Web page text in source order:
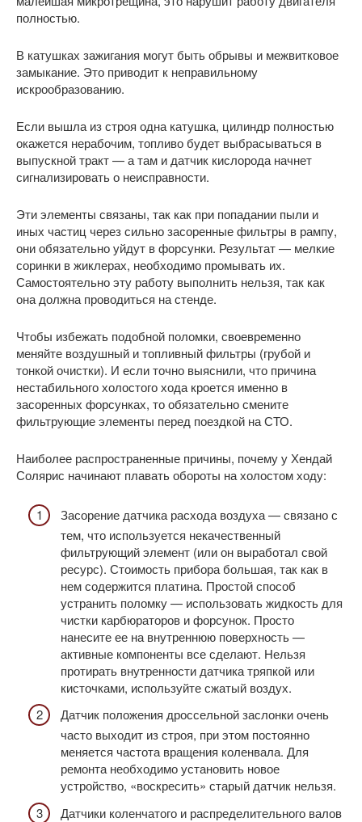
полностью.
В катушках зажигания могут быть обрывы и межвитковое
замыкание. Это приводит к неправильному
искрообразованию.
Если вышла из строя одна катушка, цилиндр полностью
окажется нерабочим, топливо будет выбрасываться в
выпускной тракт — а там и датчик кислорода начнет
сигнализировать о неисправности.
Эти элементы связаны, так как при попадании пыли и
иных частиц через сильно засоренные фильтры в рампу,
они обязательно уйдут в форсунки. Результат — мелкие
соринки в жиклерах, необходимо промывать их.
Самостоятельно эту работу выполнить нельзя, так как
она должна проводиться на стенде.
Чтобы избежать подобной поломки, своевременно
меняйте воздушный и топливный фильтры (грубой и
тонкой очистки). И если точно выяснили, что причина
нестабильного холостого хода кроется именно в
засоренных форсунках, то обязательно смените
фильтрующие элементы перед поездкой на СТО.
Наиболее распространенные причины, почему у Хендай
Солярис начинают плавать обороты на холостом ходу:
Засорение датчика расхода воздуха — связано с
тем, что используется некачественный
фильтрующий элемент (или он выработал свой
ресурс). Стоимость прибора большая, так как в
нем содержится платина. Простой способ
устранить поломку — использовать жидкость для
чистки карбюраторов и форсунок. Просто
нанесите ее на внутреннюю поверхность —
активные компоненты все сделают. Нельзя
протирать внутренности датчика тряпкой или
кисточками, используйте сжатый воздух.
Датчик положения дроссельной заслонки очень
часто выходит из строя, при этом постоянно
меняется частота вращения коленвала. Для
ремонта необходимо установить новое
устройство, «воскресить» старый датчик нельзя.
Датчики коленчатого и распределительного валов